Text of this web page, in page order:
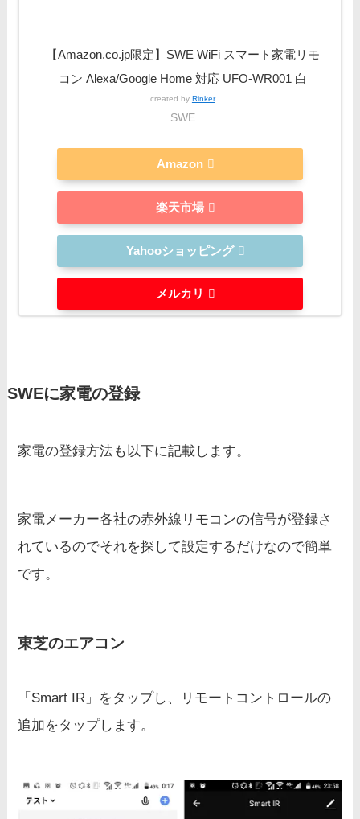
【Amazon.co.jp限定】SWE WiFi スマート家電リモ
コン Alexa/Google Home 対応 UFO-WR001 白
created by Rinker
SWE
Amazon
楽天市場
Yahooショッピング
メルカリ
SWEに家電の登録
家電の登録方法も以下に記載します。
家電メーカー各社の赤外線リモコンの信号が登録さ
れているのでそれを探して設定するだけなので簡単
です。
東芝のエアコン
「Smart IR」をタップし、リモートコントロールの
追加をタップします。